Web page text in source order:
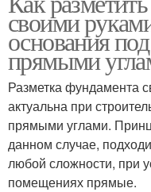
своими
основания
прямыми
Разметка фундамента
актуальна при
прямыми углами.
данном случае,
любой сложности, при
помещениях прямые.